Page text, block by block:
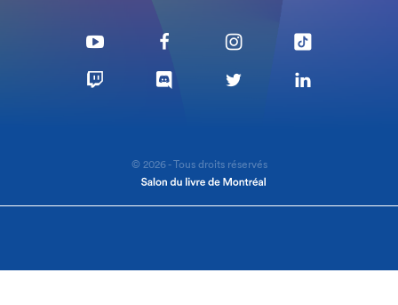
© 2026 - Tous droits réservés